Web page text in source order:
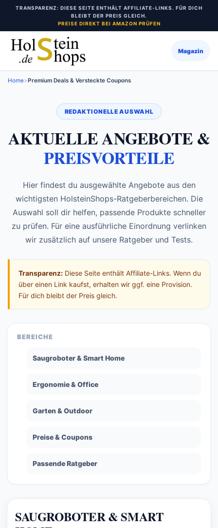
TRANSPARENZ: DIESE SEITE ENTHÄLT AFFILIATE-LINKS. FÜR DICH
BLEIBT DER PREIS GLEICH.
PREISE DIREKT BEI AMAZON PRÜFEN
Magazin
Home>Premium Deals & Versteckte Coupons
REDAKTIONELLE AUSWAHL
AKTUELLE ANGEBOTE &
PREISVORTEILE
Hier findest du ausgewählte Angebote aus den
wichtigsten HolsteinShops-Ratgeberbereichen. Die
Auswahl soll dir helfen, passende Produkte schneller
zu prüfen. Für eine ausführliche Einordnung verlinken
wir zusätzlich auf unsere Ratgeber und Tests.
Transparenz: Diese Seite enthält Affiliate-Links. Wenn du
über einen Link kaufst, erhalten wir ggf. eine Provision.
Für dich bleibt der Preis gleich.
BEREICHE
Saugroboter & Smart Home
Ergonomie & Office
Garten & Outdoor
Preise & Coupons
Passende Ratgeber
SAUGROBOTER & SMART